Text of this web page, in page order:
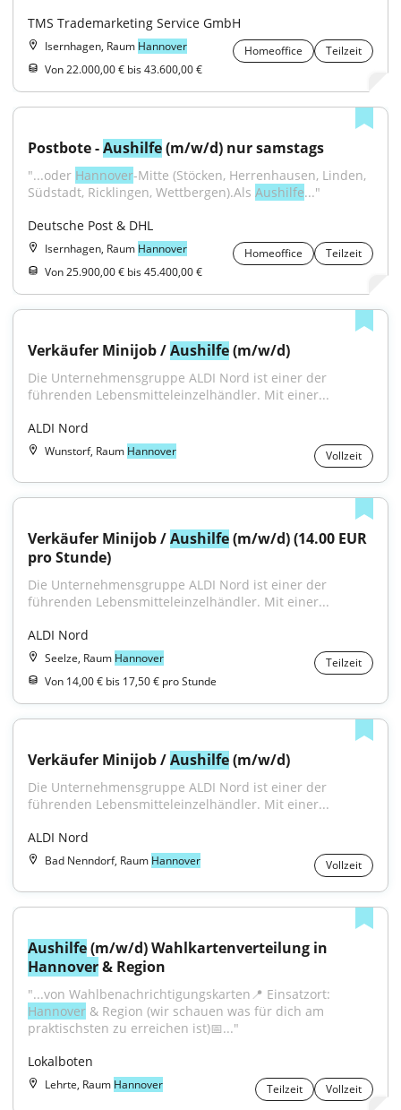
TMS Trademarketing Service GmbH
Isernhagen, Raum Hannover Homeoffice
Teilzeit
Von 22.000,00 € bis 43.600,00 €
Postbote - Aushilfe (m/w/d) nur samstags
"...oder Hannover-Mitte (Stöcken, Herrenhausen, Linden,
Südstadt, Ricklingen, Wettbergen).Als Aushilfe..."
Deutsche Post & DHL
Isernhagen, Raum Hannover Homeoffice
Teilzeit
Von 25.900,00 € bis 45.400,00 €
Verkäufer Minijob / Aushilfe (m/w/d)
Die Unternehmensgruppe ALDI Nord ist einer der
führenden Lebensmitteleinzelhändler. Mit einer...
ALDI Nord
Wunstorf, Raum Hannover Vollzeit
Verkäufer Minijob / Aushilfe (m/w/d) (14.00 EUR
pro Stunde)
Die Unternehmensgruppe ALDI Nord ist einer der
führenden Lebensmitteleinzelhändler. Mit einer...
ALDI Nord
Seelze, Raum Hannover
Teilzeit
Von 14,00 € bis 17,50 € pro Stunde
Verkäufer Minijob / Aushilfe (m/w/d)
Die Unternehmensgruppe ALDI Nord ist einer der
führenden Lebensmitteleinzelhändler. Mit einer...
ALDI Nord
Bad Nenndorf, Raum Hannover Vollzeit
Aushilfe
Hannover & Region
Hannover & Region (wir schauen was für dich am
praktischsten zu erreichen ist)📅..."
Lokalboten
Lehrte, Raum Hannover Teilzeit Vollzeit